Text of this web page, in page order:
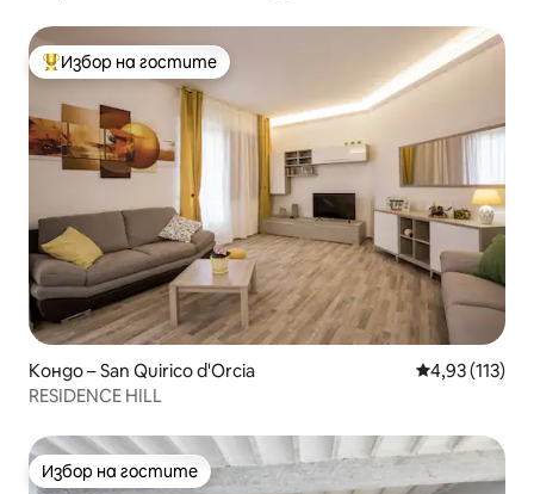
Най-популярен избор на гостите
Избор на гостите
Кондо – San Quirico d'Orcia Средна
4,93 (113)
RESIDENCE HILL
Избор на гостите
Избор на гостите